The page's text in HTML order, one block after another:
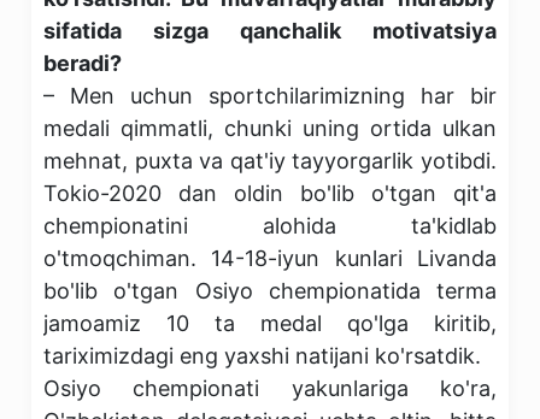
sifatida sizga qanchalik motivatsiya
beradi?
– Men uchun sportchilarimizning har bir
medali qimmatli, chunki uning ortida ulkan
mehnat, puxta va qat'iy tayyorgarlik yotibdi.
Tokio-2020 dan oldin bo'lib o'tgan qit'a
chempionatini alohida ta'kidlab
o'tmoqchiman. 14-18-iyun kunlari Livanda
bo'lib o'tgan Osiyo chempionatida terma
jamoamiz 10 ta medal qo'lga kiritib,
tariximizdagi eng yaxshi natijani ko'rsatdik.
Osiyo chempionati yakunlariga ko'ra,